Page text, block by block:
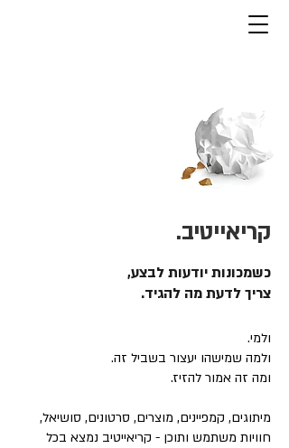
קריאייטיב.
כשמכונות יודעות לבצע,
צריך לדעת מה להגיד.
ולמי.
ולמה שמישהו יעצור בשביל זה.
ומה זה אמור להזיז.
מיתוגים, קמפיינים, מוצרים, סרטונים, סושיאל,
חוויות משתמש ותוכן - קריאייטיב נמצא בכל